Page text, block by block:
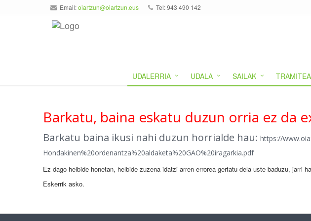
Email:oiartzun@oiartzun.eus Tel: 943 490 142
UDALERRIA UDALA SAILAK
Barkatu, baina eskatu duzun orria ez da
Barkatu baina ikusi nahi duzun horrialde hau: https://
Hondakinen%20ordenantza%20aldaketa%20GAO%20iragarkia.pdf
Ez dago helbide honetan, helbide zuzena idatzi arren errorea gertatu dela uste baduzu, jarri
Eskerrik asko.